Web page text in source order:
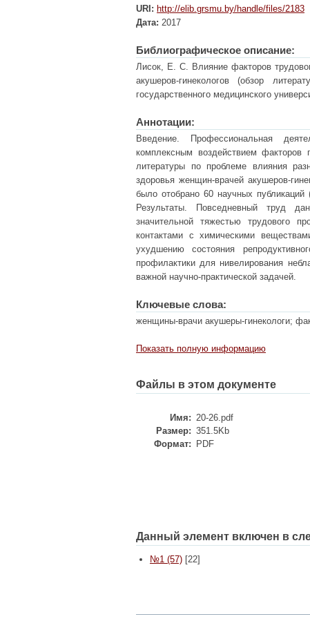
URI: http://elib.grsmu.by/handle/files/2183
Дата: 2017
Библиографическое описание:
Лисок, Е. С. Влияние факторов
акушеров-гинекологов (обзор
государственного медицинского
Аннотации:
Введение. Профессиональная
комплексным воздействием
литературы по проблеме влияния
здоровья женщин-врачей акушеров-
было отобрано 60 научных
Результаты. Повседневный труд
значительной тяжестью трудового
контактами с химическими
ухудшению состояния
профилактики для нивелирования
важной научно-практической задачей.
Ключевые слова:
женщины-врачи акушеры-гинекологи;
Показать полную информацию
Файлы в этом документе
Имя: 20-26.pdf
Размер: 351.5Kb
Формат:
PDF
Данный элемент включен в
№1 (57) [22]